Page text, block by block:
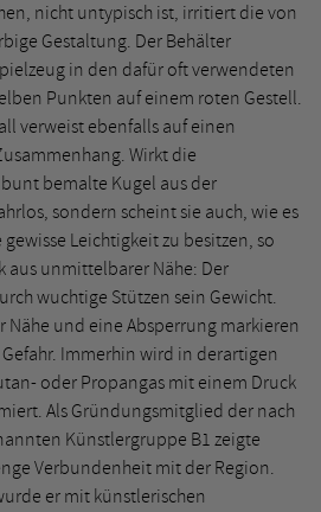
nicht untypisch ist, irritiert die von
Gestaltung. Der Behälter
in den dafür oft verwendeten
Punkten auf einem roten Gestell.
verweist ebenfalls auf einen
Wirkt die
bemalte Kugel aus der
sondern scheint sie auch, wie es
Leichtigkeit zu besitzen, so
aus unmittelbarer Nähe: Der
wuchtige Stützen sein Gewicht.
Nähe und eine Absperrung markieren
Immerhin wird in derartigen
oder Propangas mit einem Druck
Als Gründungsmitglied der nach
Künstlergruppe B1 zeigte
Verbundenheit mit der Region.
er mit künstlerischen